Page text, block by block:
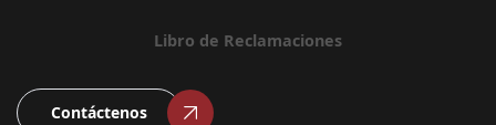
Libro de Reclamaciones
Contáctenos